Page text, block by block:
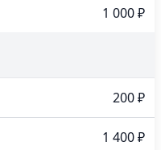
1 000 ₽
200 ₽
1 400 ₽